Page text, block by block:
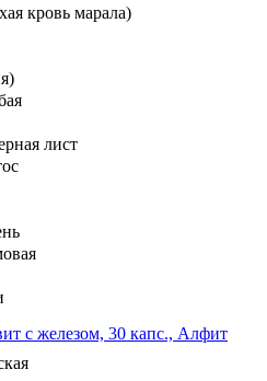
кровь марала)
лист
с железом, 30 капс., Алфит